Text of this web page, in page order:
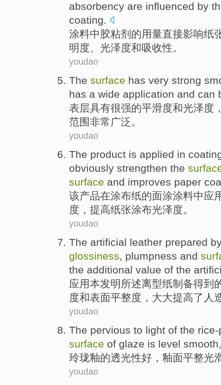
absorbency are influenced by
coating.
涂料中胶粘剂 的用量直接影响纸
明度、 光泽度和吸收性。
youdao
The surface has very strong
has a wide application and can
表层具有很强的平滑度和光泽度
范围非常广泛。
youdao
The product is applied in
obviously strengthen the
surface and improves paper
该产品在涂布纸的面涂涂料中应
度 ， 提高纸张涂布光泽度。
youdao
The artificial leather prepared
glossiness, plumpness and
the additional value of the
应用本发明所述离型纸制 备得到
度和表面平整度 ，大大提高了 人
youdao
The pervious to light of the
surface of glaze is level smooth
玲珑釉的透光性好 ， 釉面平整光
youdao